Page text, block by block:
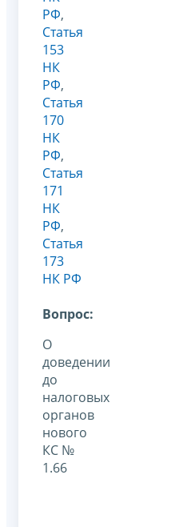
РФ,
Статья
153
НК
РФ,
Статья
170
НК
РФ,
Статья
171
НК
РФ,
Статья
173
НК РФ
Вопрос:
О
доведении
до
налоговых
органов
нового
КС №
1.66